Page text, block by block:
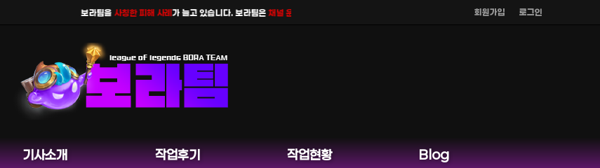
회원가입 로그인
보라팀을사칭한 피해 사례가 늘고 있습니다. 보라팀은채널 운영을 하지 않으며 공식 홈페이지 카카오톡 외 다른 채팅은 운영하지 않습니다.
기사소개 작업후기 작업현황 Blog